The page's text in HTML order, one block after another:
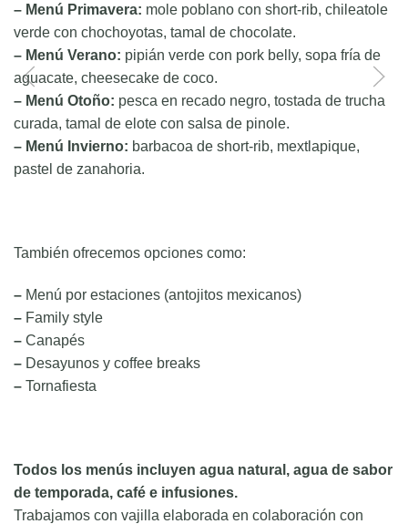
– Menú Primavera: mole poblano con short-rib, chileatole
verde con chochoyotas, tamal de chocolate.
– Menú Verano: pipián verde con pork belly, sopa fría de
aguacate, cheesecake de coco.
– Menú Otoño: pesca en recado negro, tostada de trucha
curada, tamal de elote con salsa de pinole.
– Menú Invierno: barbacoa de short-rib, mextlapique,
pastel de zanahoria.
También ofrecemos opciones como:
– Menú por estaciones (antojitos mexicanos)
– Family style
– Canapés
– Desayunos y coffee breaks
– Tornafiesta
Todos los menús incluyen agua natural, agua de sabor
de temporada, café e infusiones.
Trabajamos con vajilla elaborada en colaboración con